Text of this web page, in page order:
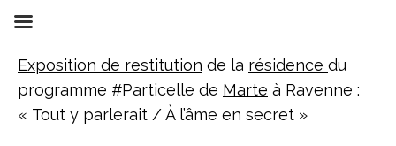
Aller
contenu
Exposition de restitution de la résidence du
programme #Particelle de Marte à Ravenne :
« Tout y parlerait / À l’âme en secret »